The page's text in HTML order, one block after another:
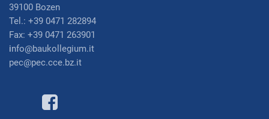
39100 Bozen
Tel.: +39 0471 282894
Fax: +39 0471 263901
info@baukollegium.it
pec@pec.cce.bz.it